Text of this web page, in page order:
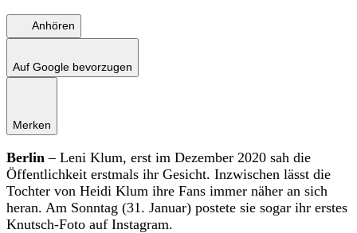
Anhören
Auf Google bevorzugen
Merken
Berlin – Leni Klum, erst im Dezember 2020 sah die
Öffentlichkeit erstmals ihr Gesicht. Inzwischen lässt die
Tochter von Heidi Klum ihre Fans immer näher an sich
heran. Am Sonntag (31. Januar) postete sie sogar ihr erstes
Knutsch-Foto auf Instagram.